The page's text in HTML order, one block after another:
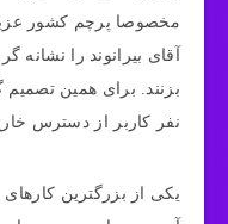
مخصوصا پرچم کشور
آقای بیرانوند را نشانه
نفر کاربر از دسترس
یکی از بزرگترین